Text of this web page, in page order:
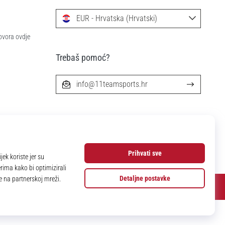
ovdje
EUR - Hrvatska (Hrvatski)
Trebaš pomoć?
info@11teamsports.hr